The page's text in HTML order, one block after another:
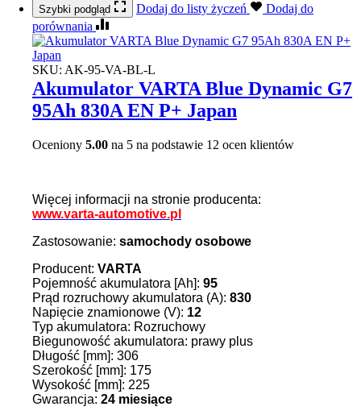
Szybki podgląd Dodaj do listy życzeń
Dodaj do
porównania
SKU: AK-95-VA-BL-L
Akumulator VARTA Blue Dynamic G7
95Ah 830A EN P+ Japan
Oceniony 5.00 na 5 na podstawie 12 ocen klientów
Więcej informacji na stronie producenta:
www.varta-automotive.pl
Zastosowanie: samochody osobowe
Producent: VARTA
Pojemność akumulatora [Ah]: 95
Prąd rozruchowy akumulatora (A): 830
Napięcie znamionowe (V): 12
Typ akumulatora: Rozruchowy
Biegunowość akumulatora: prawy plus
Długość [mm]: 306
Szerokość [mm]: 175
Wysokość [mm]: 225
Gwarancja: 24 miesiące